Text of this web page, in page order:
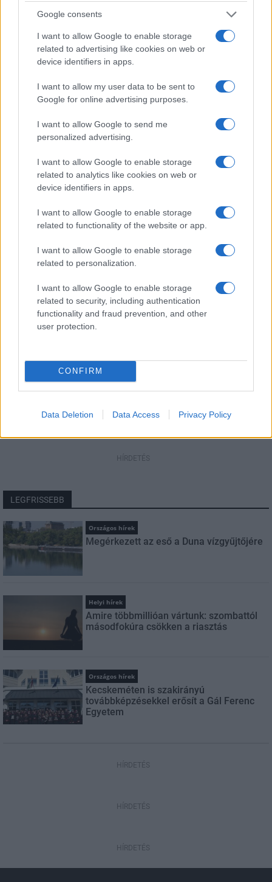
Google consents
I want to allow Google to enable storage
related to advertising like cookies on web or
device identifiers in apps.
I want to allow my user data to be sent to
Google for online advertising purposes.
I want to allow Google to send me
personalized advertising.
I want to allow Google to enable storage
related to analytics like cookies on web or
device identifiers in apps.
I want to allow Google to enable storage
related to functionality of the website or app.
I want to allow Google to enable storage
related to personalization.
I want to allow Google to enable storage
related to security, including authentication
functionality and fraud prevention, and other
user protection.
CONFIRM
Data Deletion Data Access Privacy Policy
A biztonságosabb közlekedéshez is hozzájárulhat az a ködöt
rendszer, amelyen a veszprémi Pannon Egyetem kutatói
dolgoznak az Országos Meteorológiai Szolgálattal és a Pécsi
rektora az MTI-t.
HÍRLEVÉL
E-mail cím
Feliratkozom a hírlevélre és elfogadom az
szabályzatot!
HÍRDETÉS
LEGFRISSEBB
Országos hírek
Megérkezett az eső a Duna vízgyűjtőjére
Helyi hírek
Amire többmillióan vártunk: szombattól
másodfokúra csökken a riasztás
Országos hírek
Kecskeméten is szakirányú
továbbképzésekkel erősít a Gál Ferenc
Egyetem
HÍRDETÉS
HÍRDETÉS
HÍRDETÉS